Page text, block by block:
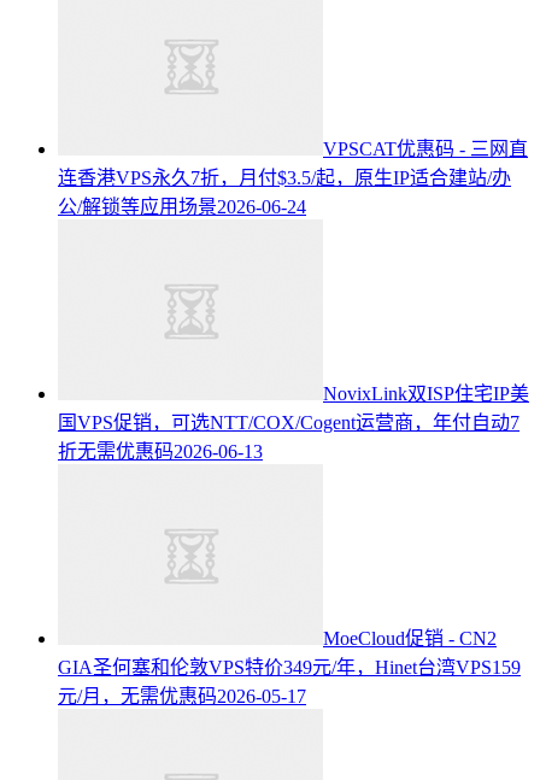
VPSCAT优惠码 - 三网直
连香港VPS永久7折，月付$3.5/起，原生IP适合建站/办
公/解锁等应用场景2026-06-24
NovixLink双ISP住宅IP美
国VPS促销，可选NTT/COX/Cogent运营商，年付自动7
折无需优惠码2026-06-13
MoeCloud促销 - CN2
GIA圣何塞和伦敦VPS特价349元/年，Hinet台湾VPS159
元/月，无需优惠码2026-05-17